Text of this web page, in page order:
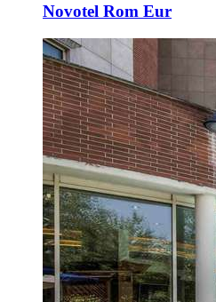
Novotel Rom Eur